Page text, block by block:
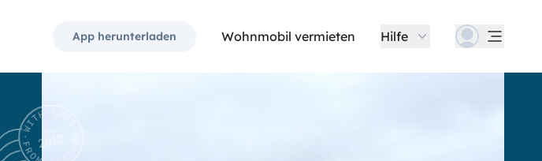
App herunterladen Wohnmobil vermieten Hilfe